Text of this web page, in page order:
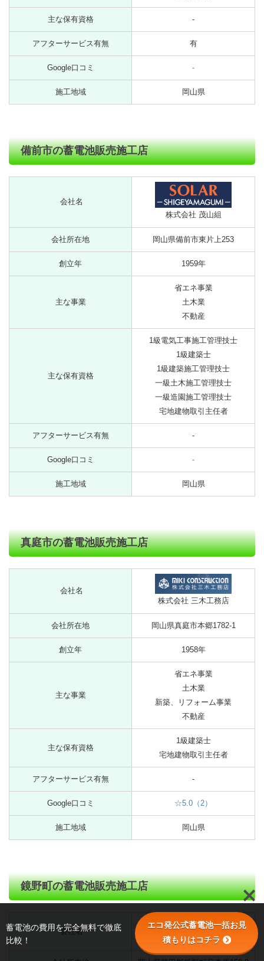
主な保有資格 -
アフターサービス有無 有
Google口コミ -
施工地域 岡山県
備前市の蓄電池販売施工店
会社名
株式会社 茂山組
会社所在地 岡山県備前市東片上253
創立年 1959年
主な事業
省エネ事業
土木業
不動産
主な保有資格
1級電気工事施工管理技士
1級建築士
1級建築施工管理技士
一級土木施工管理技士
一級造園施工管理技士
宅地建物取引主任者
アフターサービス有無 -
Google口コミ -
施工地域 岡山県
真庭市の蓄電池販売施工店
会社名
株式会社 三木工務店
会社所在地 岡山県真庭市本郷1782-1
創立年 1958年
主な事業
省エネ事業
土木業
新築、リフォーム事業
不動産
主な保有資格
1級建築士
宅地建物取引主任者
アフターサービス有無 -
Google口コミ ☆5.0（2）
施工地域 岡山県
鏡野町の蓄電池販売施工店
会社名
有限会社新生電気水道設備
蓄電池の費用を完全無料で徹底
比較！
エコ発公式蓄電池一括お見
積もりはコチラ